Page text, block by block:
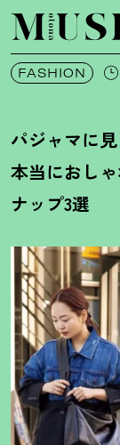
オトナ
FASHION
パジャマに
本当におし
ナップ3選